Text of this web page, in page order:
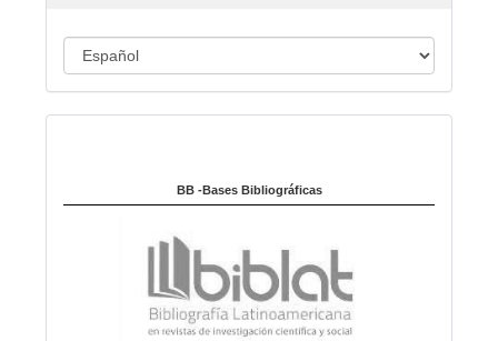
o
d
a
BB -Bases Bibliográficas